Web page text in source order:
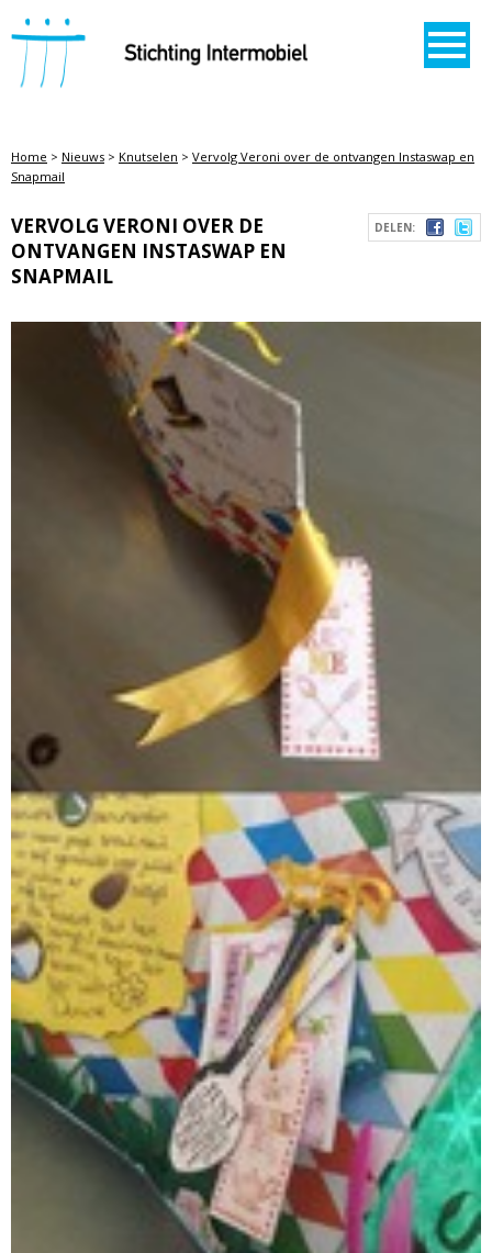
STICHTING INTERMOBIEL
Home > Nieuws > Knutselen > Vervolg Veroni over de ontvangen Instaswap en
Snapmail
DELEN:
VERVOLG VERONI OVER DE
ONTVANGEN INSTASWAP EN
SNAPMAIL